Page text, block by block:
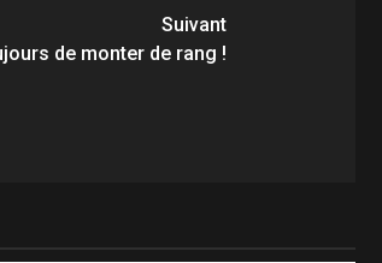
Suivant
de monter de rang !